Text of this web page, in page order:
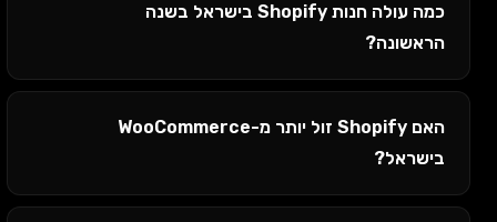
כמה עולה חנות Shopify בישראל בשנה
הראשונה?
האם Shopify זול יותר מ-WooCommerce
בישראל?